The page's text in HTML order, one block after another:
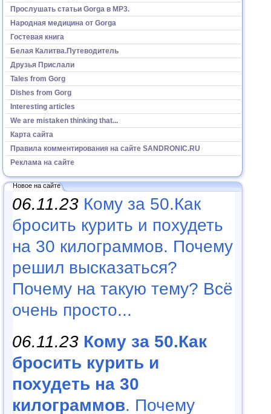
Прослушать статьи Gorga в МР3.
Народная медицина от Gorga
Гостевая книга
Белая Калитва.Путеводитель
Друзья Прислали
Tales from Gorg
Dishes from Gorg
Interesting articles
We are mistaken thinking that...
Карта сайта
Правила комментирования на сайте SANDRONIC.RU
Реклама на сайте
Новое на сайте
06.11.23 Кому за 50.Как
бросить курить и похудеть
на 30 килограммов. Почему
решил высказаться?
Почему на такую тему? Всё
очень просто...
06.11.23 Кому за 50.Как
бросить курить и
похудеть на 30
килограммов. Почему